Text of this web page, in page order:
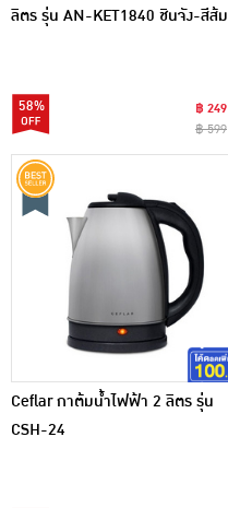
ลิตร รุ่น AN-KET1840 ชินจัง-สีส้ม
58%
฿ 249
฿ 599
Ceflar กาต้มน้ำไฟฟ้า 2 ลิตร รุ่น
CSH-24